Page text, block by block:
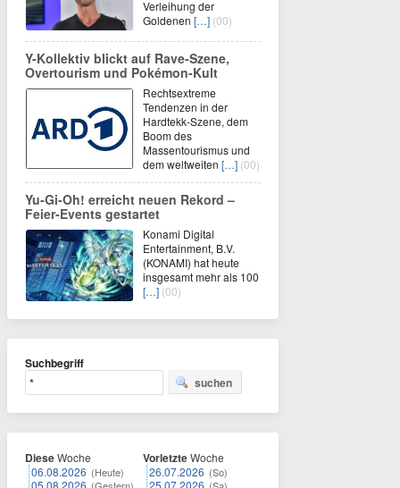
Verleihung der
Goldenen […] (00)
Y-Kollektiv blickt auf Rave-Szene,
Overtourism und Pokémon-Kult
Rechtsextreme
Tendenzen in der
Hardtekk-Szene, dem
Boom des
Massentourismus und
dem weltweiten […] (00)
Yu‑Gi‑Oh! erreicht neuen Rekord –
Feier‑Events gestartet
Konami Digital
Entertainment, B.V.
(KONAMI) hat heute
insgesamt mehr als 100
[…] (00)
Suchbegriff
suchen
DieseWoche
06.08.2026 (Heute)
05.08.2026
VorletzteWoche
26.07.2026 (So)
25.07.2026